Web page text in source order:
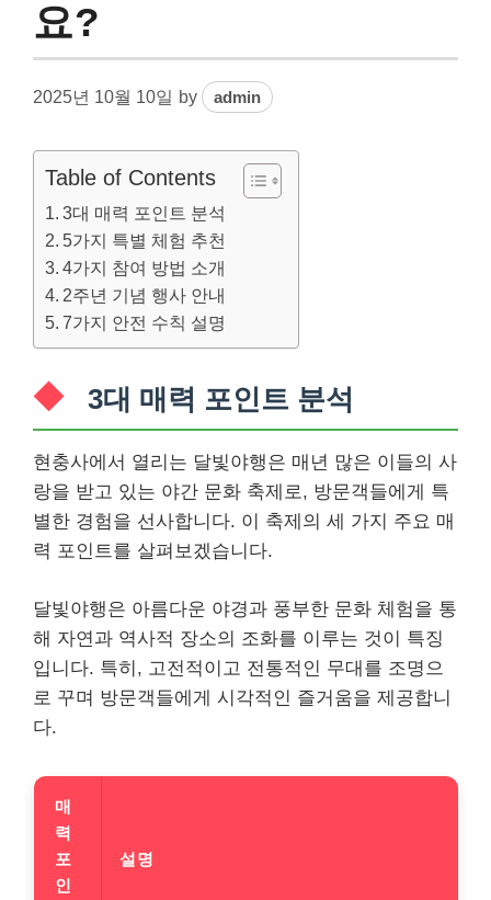
요?
2025년 10월 10일 by admin
Table of Contents
3대 매력 포인트 분석
5가지 특별 체험 추천
4가지 참여 방법 소개
2주년 기념 행사 안내
7가지 안전 수칙 설명
3대 매력 포인트 분석
현충사에서 열리는 달빛야행은 매년 많은 이들의 사
랑을 받고 있는 야간 문화 축제로, 방문객들에게 특
별한 경험을 선사합니다. 이 축제의 세 가지 주요 매
력 포인트를 살펴보겠습니다.
달빛야행은 아름다운 야경과 풍부한 문화 체험을 통
해 자연과 역사적 장소의 조화를 이루는 것이 특징
입니다. 특히, 고전적이고 전통적인 무대를 조명으
로 꾸며 방문객들에게 시각적인 즐거움을 제공합니
다.
매
력
포
인
설명